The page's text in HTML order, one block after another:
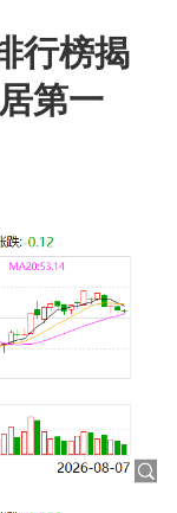
行榜揭
第一